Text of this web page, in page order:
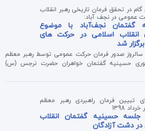
در تحقق فرمان تاریخی رهبر انقلاب
عمومی در نجف آباد:
گفتمان نجف‌آباد با موضوع
انقلاب اسلامی در حرکت های
شد
و سالروز صدور فرمان حرکت عمومی توسط رهبر معظم
حسینیه گفتمان خواهران حضرت نرجس (س)
تبیین فرمان راهبردی رهبر معظم
1398
جلسه حسینیه گفتمان انقلاب
در دشت آزادگان